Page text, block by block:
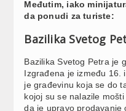
Međutim, iako
da ponudi za turiste:
Bazilika Svetog
Bazilika Svetog Petra je
Izgrađena je između 16.
je građevinu koja se do
kojoj su se nalazile
da je upravo prodavanje